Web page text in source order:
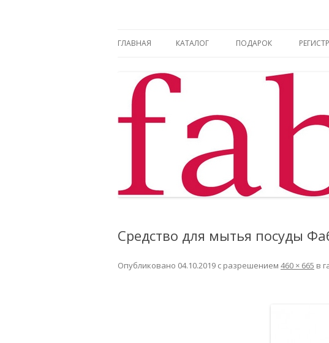
ГЛАВНАЯ КАТАЛОГ ПОДАРОК
Средство для мытья посуды
Опубликовано 04.10.2019 с разрешением 460 × 665 в